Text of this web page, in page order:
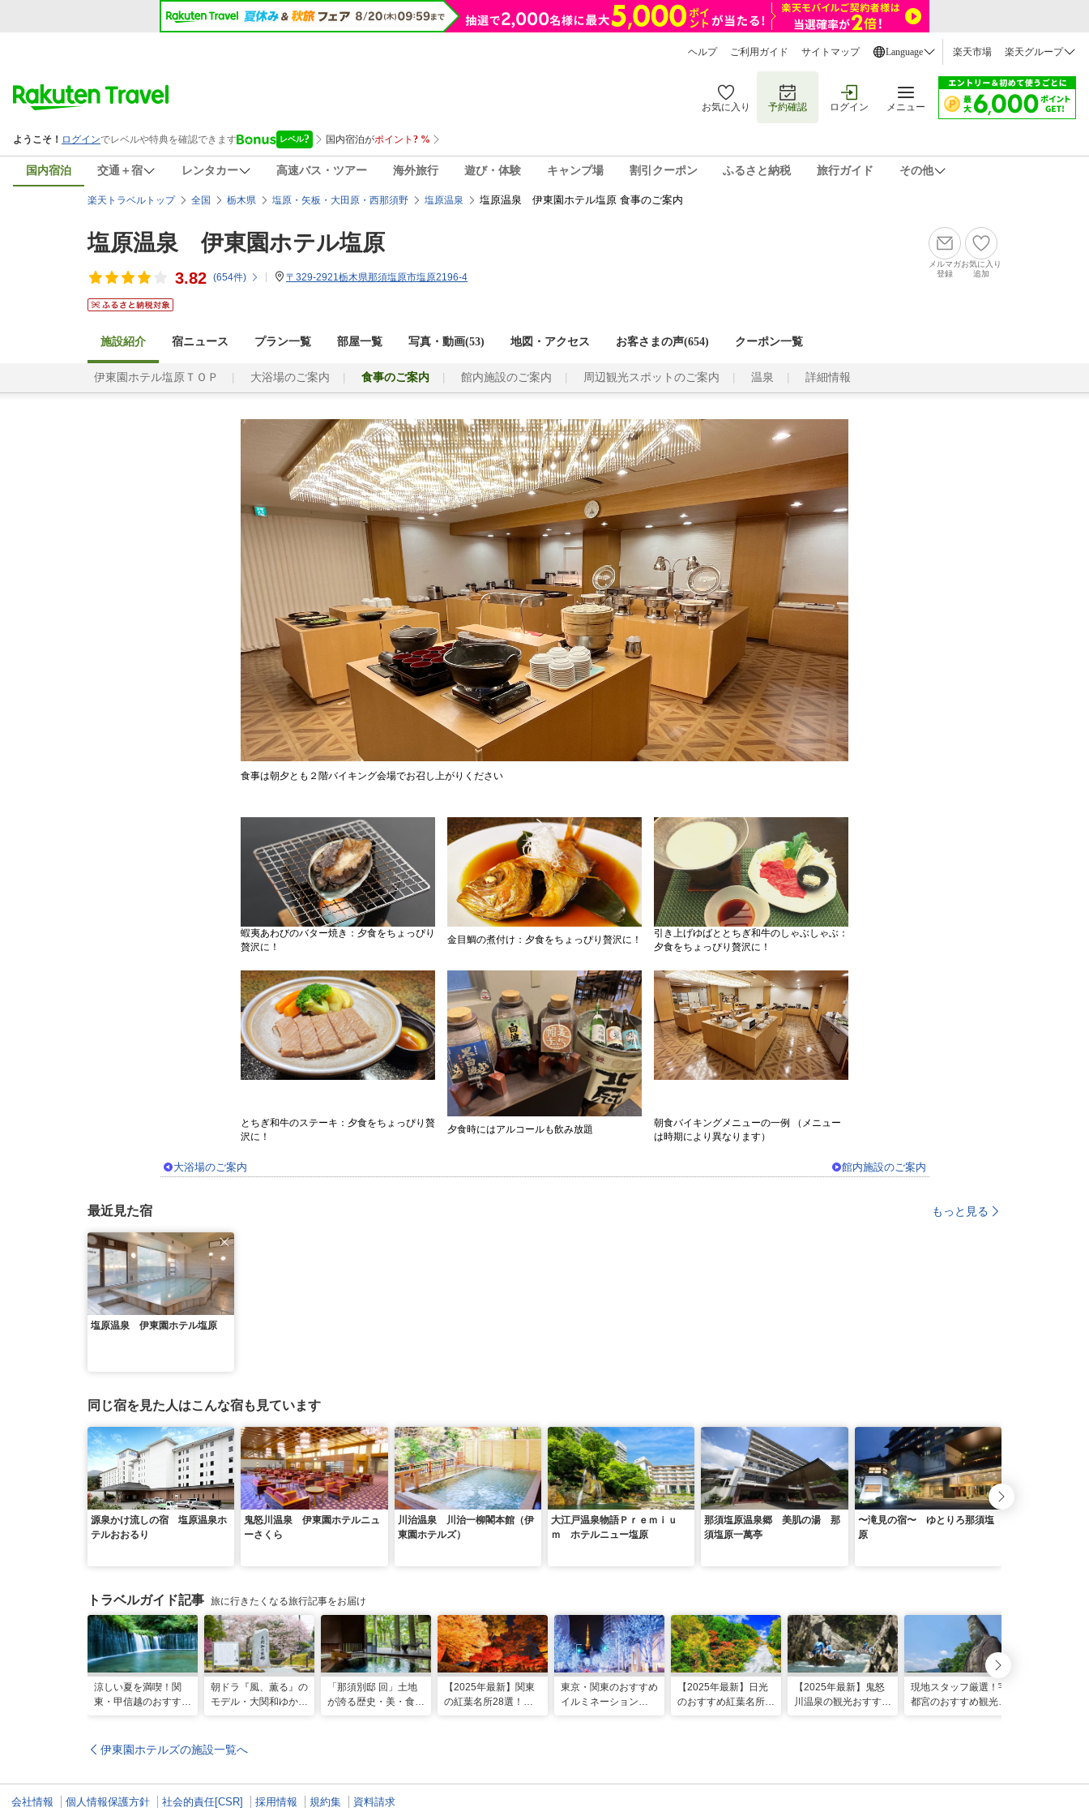
ヘルプ ご利用ガイド サイトマップ Language 楽天市場 楽天グループ
お気に入り 予約確認 ログイン メニュー
国内宿泊 交通＋宿 レンタカー 高速バス・ツアー 海外旅行 遊び・体験 キャンプ場 割引クーポン ふるさと納税 旅行ガイド その他
楽天トラベルトップ 全国 栃木県 塩原・矢板・大田原・西那須野 塩原温泉 塩原温泉 伊東園ホテル塩原 食事のご案内
塩原温泉 伊東園ホテル塩原
3.82 (654件) 〒329-2921栃木県那須塩原市塩原2196-4
メルマガ
登録
お気に入り
追加
施設紹介 宿ニュース プラン一覧 部屋一覧 写真・動画(53) 地図・アクセス お客さまの声(654) クーポン一覧
伊東園ホテル塩原ＴＯＰ 大浴場のご案内 食事のご案内 館内施設のご案内 周辺観光スポットのご案内 温泉 詳細情報
食事は朝夕とも２階バイキング会場でお召し上がりください
蝦夷あわびのバター焼き：夕食をちょっぴり
贅沢に！
金目鯛の煮付け：夕食をちょっぴり贅沢に！
引き上げゆばととちぎ和牛のしゃぶしゃぶ：
夕食をちょっぴり贅沢に！
とちぎ和牛のステーキ：夕食をちょっぴり贅
沢に！
夕食時にはアルコールも飲み放題
朝食バイキングメニューの一例 （メニュー
は時期により異なります）
大浴場のご案内 館内施設のご案内
最近見た宿 もっと見る
塩原温泉 伊東園ホテル塩原
同じ宿を見た人はこんな宿も見ています
源泉かけ流しの宿 塩原温泉ホ
テルおおるり
鬼怒川温泉 伊東園ホテルニュ
ーさくら
川治温泉 川治一柳閣本館（伊
東園ホテルズ）
大江戸温泉物語Ｐｒｅｍｉｕ
ｍ ホテルニュー塩原
那須塩原温泉郷 美肌の湯 那
須塩原一萬亭
〜滝見の宿〜 ゆとりろ那須塩
原
トラベルガイド記事 旅に行きたくなる旅行記事をお届け
涼しい夏を満喫！関
東・甲信越のおすすめ
朝ドラ『風、薫る』の
モデル・大関和ゆかり
「那須別邸 回」土地
が誇る歴史・美・食を
【2025年最新】関東
の紅葉名所28選！
東京・関東のおすすめ
イルミネーション
【2025年最新】日光
のおすすめ紅葉名所
【2025年最新】鬼怒
川温泉の観光おすすめ
現地スタッフ厳選！宇
都宮のおすすめ観光ス
伊東園ホテルズの施設一覧へ
会社情報 個人情報保護方針 社会的責任[CSR] 採用情報 規約集
資料請求